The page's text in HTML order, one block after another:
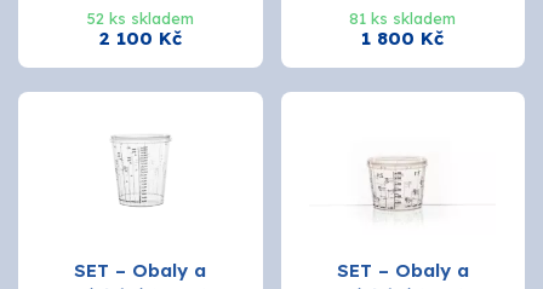
52 ks skladem
2 100 Kč
81 ks skladem
1 800 Kč
SET – Obaly a
SET – Obaly a